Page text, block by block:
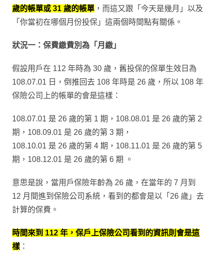
歲的帳單或 31 歲的帳單 ，而這又跟「今天是幾月」以及
「你當初在哪個月份投保」這兩個時間點有關係。
狀況一：保費繳費別為「月繳」
假設用戶在 112 年時為 30 歲，舊投保的保單生效日為
108.07.01 日，倒推回去 108 年時是 26 歲，所以 108 年
保險公司上的帳單的會是這樣：
108.07.01 是 26 歲的第 1 期，108.08.01 是 26 歲的第 2
期，108.09.01 是 26 歲的第 3 期，
108.10.01 是 26 歲的第 4 期，108.11.01 是 26 歲的第 5
期，108.12.01 是 26 歲的第 6 期 。
意思是說，當用戶保險年齡為 26 歲，在當年的 7 月到
12 月間進到保險公司系統，看到的都會是以「26 歲」去
計算的保費。
時間來到 112 年，保戶上保險公司看到的資訊則會是這
樣 ：